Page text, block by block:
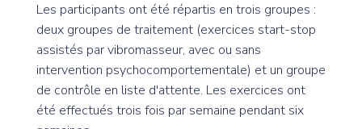
Les participants ont été répartis en trois groupes :
deux groupes de traitement (exercices start-stop
assistés par vibromasseur, avec ou sans
intervention psychocomportementale) et un groupe
de contrôle en liste d'attente. Les exercices ont
été effectués trois fois par semaine pendant six